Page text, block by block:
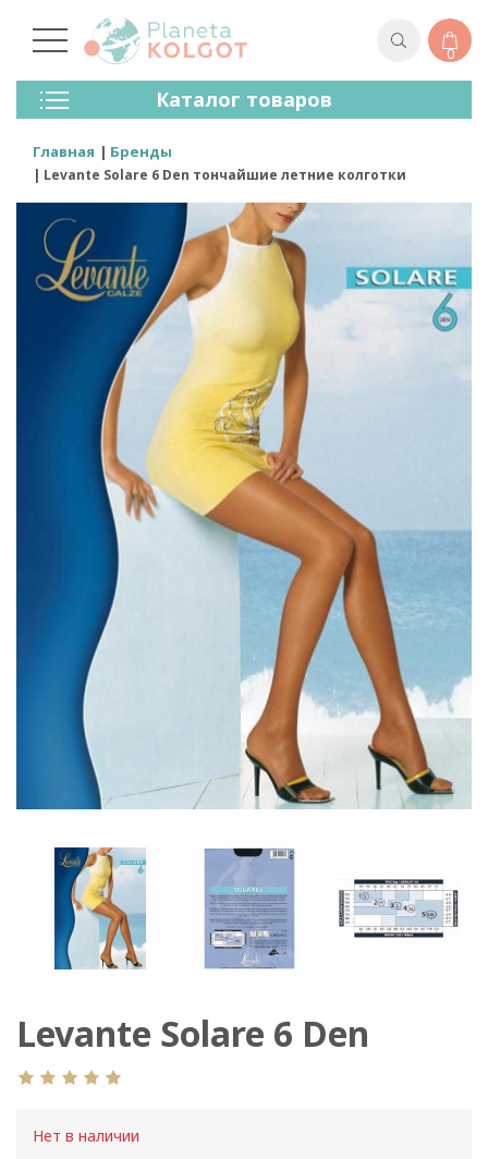
0
Каталог товаров
Колготки
Чулки
Лосины (леггинсы)
Спортивная Одежда
Для Мужчин
Для Детей
Бренды
Главная Бренды
Levante Solare 6 Den тончайшие летние колготки
Levante Solare 6 Den
Нет в наличии